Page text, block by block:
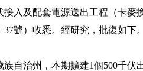
入及配套電源送出工程（卡麥
號）收悉。經研究，批復如下。
治州，本期擴建1個500千伏出